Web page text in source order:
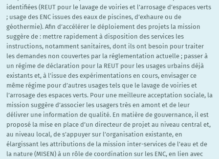
identifiées (REUT pour le lavage de voiries et l’arrosage d’espaces verts
; usage des ENC issues des eaux de piscines, d’exhaure ou de
géothermie). Afin d’accélérer le déploiement des projets la mission
suggère de : mettre rapidement à disposition des services les
instructions, notamment sanitaires, dont ils ont besoin pour traiter
les demandes non couvertes par la réglementation actuelle ; passer à
un régime de déclaration pour la REUT pour les usages urbains déjà
existants et, à l’issue des expérimentations en cours, envisager ce
même régime pour d’autres usages tels que le lavage de voiries et
l’arrosage des espaces verts. Pour une meilleure acceptation sociale, la
mission suggère d’associer les usagers très en amont et de leur
délivrer une information de qualité. En matière de gouvernance, il est
proposé la mise en place d’un directeur de projet au niveau central et,
au niveau local, de s’appuyer sur l’organisation existante, en
élargissant les attributions de la mission inter-services de l’eau et de
la nature (MISEN) à un rôle de coordination sur les ENC, en lien avec